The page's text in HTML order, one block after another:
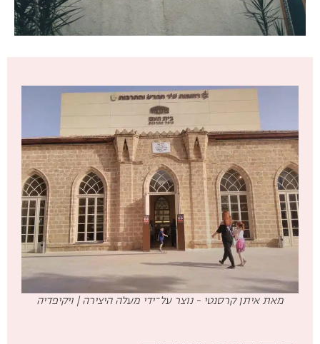
מאת איתן קרסנטי - נוצר על־ידי מעלה היצירה | ויקיפדיה